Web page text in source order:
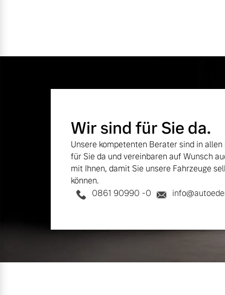
Wir sind für Sie da.
Unsere kompetenten Berater sind in allen
für Sie da und vereinbaren auf Wunsch
mit Ihnen, damit Sie unsere Fahrzeuge
können.
0861 90990 -0